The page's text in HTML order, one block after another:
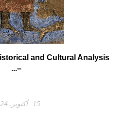
and Cultural Analysis
–...
15 أكتوبر, 2024